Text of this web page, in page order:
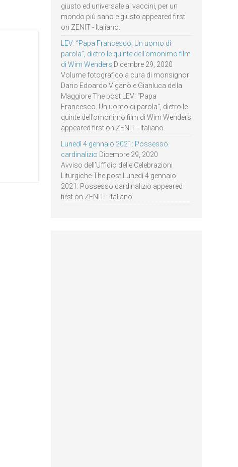
giusto ed universale ai vaccini, per un
mondo più sano e giusto appeared first
on ZENIT - Italiano.
LEV: “Papa Francesco. Un uomo di
parola”, dietro le quinte dell’omonimo film
di Wim Wenders Dicembre 29, 2020
Volume fotografico a cura di monsignor
Dario Edoardo Viganò e Gianluca della
Maggiore The post LEV: “Papa
Francesco. Un uomo di parola”, dietro le
quinte dell’omonimo film di Wim Wenders
appeared first on ZENIT - Italiano.
Lunedì 4 gennaio 2021: Possesso
cardinalizio Dicembre 29, 2020
Avviso dell’Ufficio delle Celebrazioni
Liturgiche The post Lunedì 4 gennaio
2021: Possesso cardinalizio appeared
first on ZENIT - Italiano.